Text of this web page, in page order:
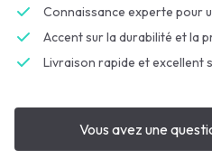
Connaissance experte pour
Accent sur la durabilité et la
Livraison rapide et excellent
Vous avez une